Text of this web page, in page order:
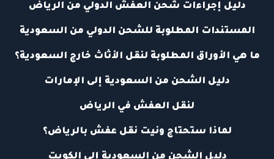
دليل إجراءات شحن العفش الدولي من الرياض
المستندات المطلوبة للشحن الدولي من السعودية
ما هي الأوراق المطلوبة لنقل الأثاث خارج السعودية؟
دليل الشحن من السعودية إلى الإمارات
لنقل العفش في الرياض
لماذا ستحتاج ونيت نقل عفش بالرياض؟
دليل الشحن من السعودية إلى الكويت